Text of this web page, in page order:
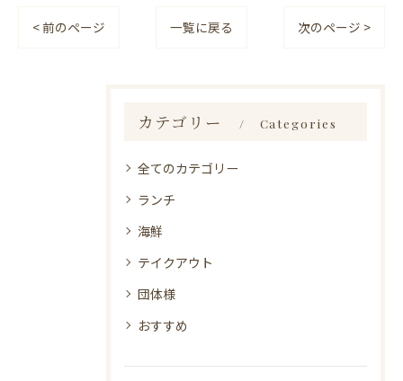
< 前のページ 一覧に戻る 次のページ >
カテゴリー Categories
全てのカテゴリー
ランチ
海鮮
テイクアウト
団体様
おすすめ